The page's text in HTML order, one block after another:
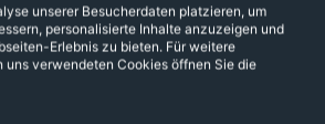
unserer Besucherdaten platzieren, um
personalisierte Inhalte anzuzeigen und
Erlebnis zu bieten. Für weitere
uns verwendeten Cookies öffnen Sie die